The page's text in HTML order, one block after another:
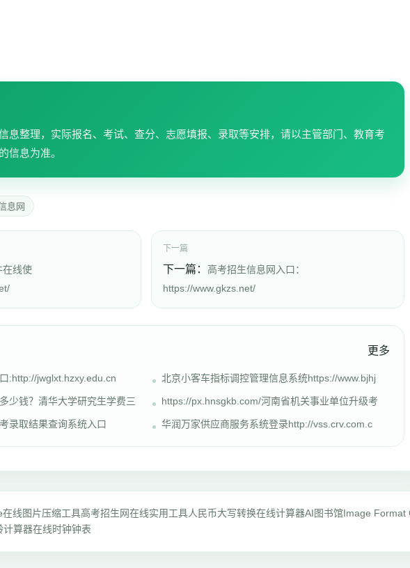
息整理，实际报名、考试、查分、志愿填报、录取等安排，请以主管部门、教育考
信息为准。
息网
在线使
下一篇
下一篇： 高考招生信息网入口：
https://www.gkzs.net/
更多
:http://jwglxt.hzxy.edu.cn 北京小客车指标调控管理信息系统https://www.bjhj
少钱？清华大学研究生学费三 https://px.hnsgkb.com/河南省机关事业单位升级考
录取结果查询系统入口 华润万家供应商服务系统登录http://vss.crv.com.c
在线图片压缩工具高考招生网在线实用工具人民币大写转换在线计算器AI图书馆Image Format
计算器在线时钟钟表